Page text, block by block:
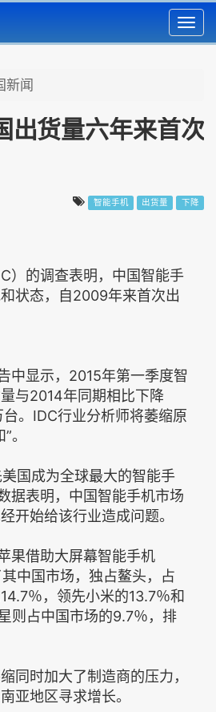
新闻
出货量六年来首次
智能手机 出货量 下降
）的调查表明，中国智能手
状态，自2009年来首次出
中显示，2015年第一季度智
与2014年同期相比下降
。IDC行业分析师将萎缩原
。
国成为全球最大的智能手
据表明，中国智能手机市场
开始给该行业造成问题。
果借助大屏幕智能手机
中国市场，独占鳌头，占
％，领先小米的13.7％和
则占中国市场的9.7％，排
同时加大了制造商的压力，
亚地区寻求增长。